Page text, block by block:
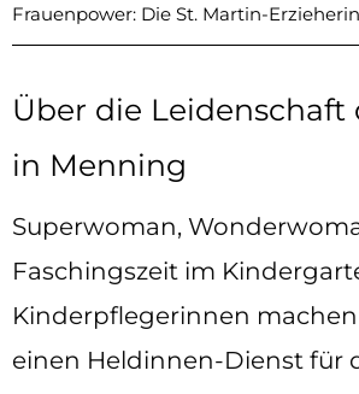
Frauenpower: Die St. Martin-
Über die
in Menning
Superwoman,
Faschingszeit im
Kinderpflegerinnen machen
einen Heldinnen-Dienst für